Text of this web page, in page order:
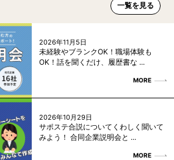
一覧を見る
2026年11月5日
未経験やブランクOK！職場体験も
OK！話を聞くだけ、履歴書な ...
MORE
2026年10月29日
サポステ合説についてくわしく聞いて
みよう！ 合同企業説明会と ...
MORE